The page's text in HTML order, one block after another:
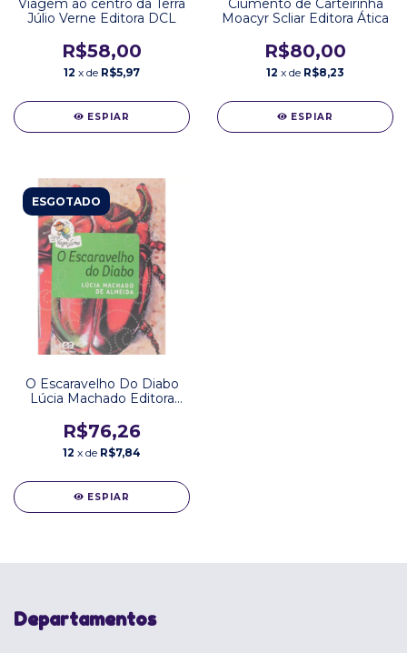
Viagem ao centro da Terra
Júlio Verne Editora DCL
R$58,00
12 x de R$5,97
ESPIAR
Ciumento de Carteirinha
Moacyr Scliar Editora Ática
R$80,00
12 x de R$8,23
ESPIAR
ESGOTADO
O Escaravelho Do Diabo
Lúcia Machado Editora
R$76,26
12 x de R$7,84
ESPIAR
Departamentos